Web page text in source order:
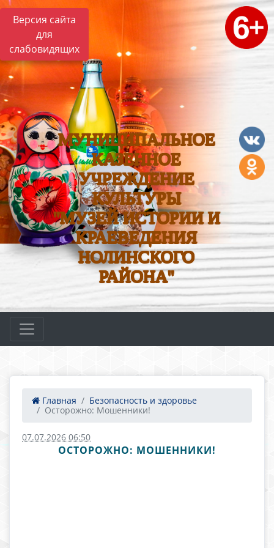
Версия сайта
для
слабовидящих
МУНИЦИПАЛЬНОЕ
КАЗЕННОЕ
УЧРЕЖДЕНИЕ
КУЛЬТУРЫ
"МУЗЕЙ ИСТОРИИ И
КРАЕВЕДЕНИЯ
НОЛИНСКОГО
РАЙОНА"
Главная
Безопасность и здоровье
Осторожно: Мошенники!
07.07.2026 06:50
ОСТОРОЖНО: МОШЕННИКИ!